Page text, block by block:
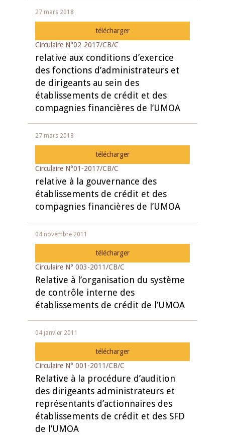
27 mars 2018
télécharger
Circulaire N°02-2017/CB/C
relative aux conditions d’exercice
des fonctions d’administrateurs et
de dirigeants au sein des
établissements de crédit et des
compagnies financières de l’UMOA
27 mars 2018
télécharger
Circulaire N°01-2017/CB/C
relative à la gouvernance des
établissements de crédit et des
compagnies financières de l’UMOA
04 novembre 2011
télécharger
Circulaire N° 003-2011/CB/C
Relative à l’organisation du système
de contrôle interne des
établissements de crédit de l’UMOA
04 janvier 2011
télécharger
Circulaire N° 001-2011/CB/C
Relative à la procédure d’audition
des dirigeants administrateurs et
représentants d’actionnaires des
établissements de crédit et des SFD
de l’UMOA